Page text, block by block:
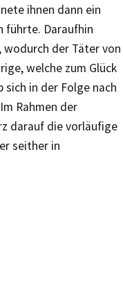
ihnen dann ein
führte. Daraufhin
der Täter von
welche zum Glück
in der Folge nach
Rahmen der
darauf die vorläufige
seither in